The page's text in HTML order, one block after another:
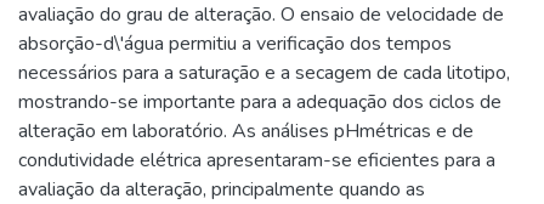
avaliação do grau de alteração. O ensaio de velocidade de
absorção-d\'água permitiu a verificação dos tempos
necessários para a saturação e a secagem de cada litotipo,
mostrando-se importante para a adequação dos ciclos de
alteração em laboratório. As análises pHmétricas e de
condutividade elétrica apresentaram-se eficientes para a
avaliação da alteração, principalmente quando as